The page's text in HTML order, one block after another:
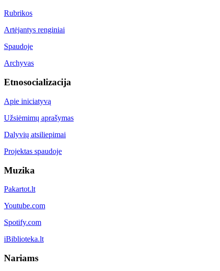
Rubrikos
Artėjantys renginiai
Spaudoje
Archyvas
Etnosocializacija
Apie iniciatyvą
Užsiėmimų aprašymas
Dalyvių atsiliepimai
Projektas spaudoje
Muzika
Pakartot.lt
Youtube.com
Spotify.com
iBiblioteka.lt
Nariams